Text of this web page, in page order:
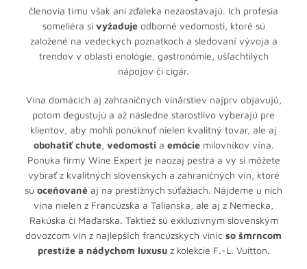
členovia tímu však ani zďaleka nezaostávajú. Ich profesia
someliéra si vyžadujeodborné vedomosti, ktoré sú
založené na vedeckých poznatkoch a sledovaní vývoja a
trendov v oblasti enológie, gastronómie, ušľachtilých
nápojov či cigár.
Vína domácich aj zahraničných vinárstiev najprv objavujú,
potom degustujú a až následne starostlivo vyberajú pre
klientov, aby mohli ponúknuť nielen kvalitný tovar, ale aj
obohatiť chute, vedomosti a emóciemilovníkov vína.
Ponuka firmy Wine Expert je naozaj pestrá a vy si môžete
vybrať z kvalitných slovenských a zahraničných vín, ktoré
sú oceňované aj na prestížnych súťažiach. Nájdeme u nich
vína nielen z Francúzska a Talianska, ale aj z Nemecka,
Rakúska či Maďarska. Taktiež sú exkluzívnym slovenským
dovozcom vín z najlepších francúzskych viníc so šmrncom
prestíže a nádychom luxusuz kolekcie F.-L. Vuitton.